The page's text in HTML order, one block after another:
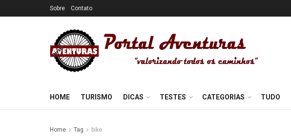
Sobre Contato
HOME TURISMO DICAS TESTES CATEGORIAS TUDO
Home Tag bike